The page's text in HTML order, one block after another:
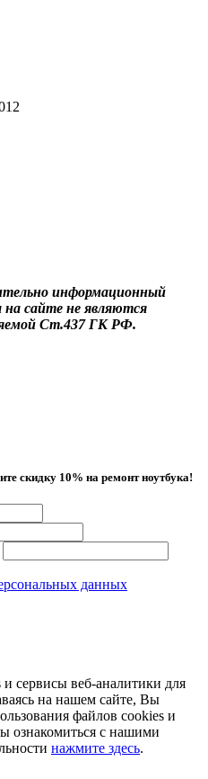
информационный
сайте не являются
Ст.437 ГК РФ.
скидку 10% на ремонт ноутбука!
данных
сервисы веб-аналитики для
на нашем сайте, Вы
файлов cookies и
ознакомиться с нашими
нажмите здесь.